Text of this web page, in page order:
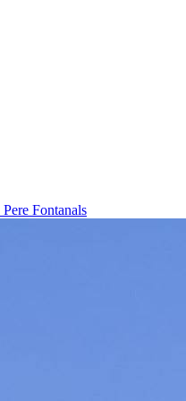
Pere Fontanals